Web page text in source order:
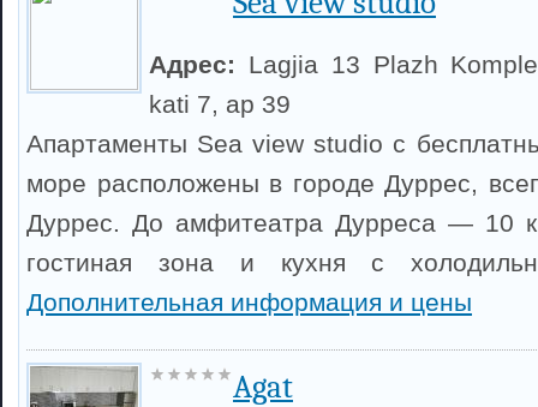
Адрес: Lagjia 13 Plazh
kati 7, ap 39
Апартаменты Sea view studio с
море расположены в городе Дуррес,
Дуррес. До амфитеатра Дурреса — 10
гостиная зона и кухня с
Дополнительная информация и цены
Agat